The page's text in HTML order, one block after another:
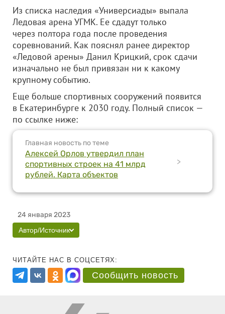
Из списка наследия «Универсиады» выпала
Ледовая арена УГМК. Ее сдадут только
через полтора года после проведения
соревнований. Как пояснял ранее директор
«Ледовой арены» Данил Крицкий, срок сдачи
изначально не был привязан ни к какому
крупному событию.
Еще больше спортивных сооружений появится
в Екатеринбурге к 2030 году. Полный список —
по ссылке ниже:
Главная новость по теме
Алексей Орлов утвердил план
спортивных строек на 41 млрд
рублей. Карта объектов
>
24 января 2023
Автор/Источник
ЧИТАЙТЕ НАС В СОЦСЕТЯХ:
Сообщить новость